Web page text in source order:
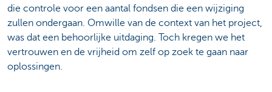
die controle voor een aantal fondsen die een wijziging
zullen ondergaan. Omwille van de context van het project,
was dat een behoorlijke uitdaging. Toch kregen we het
vertrouwen en de vrijheid om zelf op zoek te gaan naar
oplossingen.